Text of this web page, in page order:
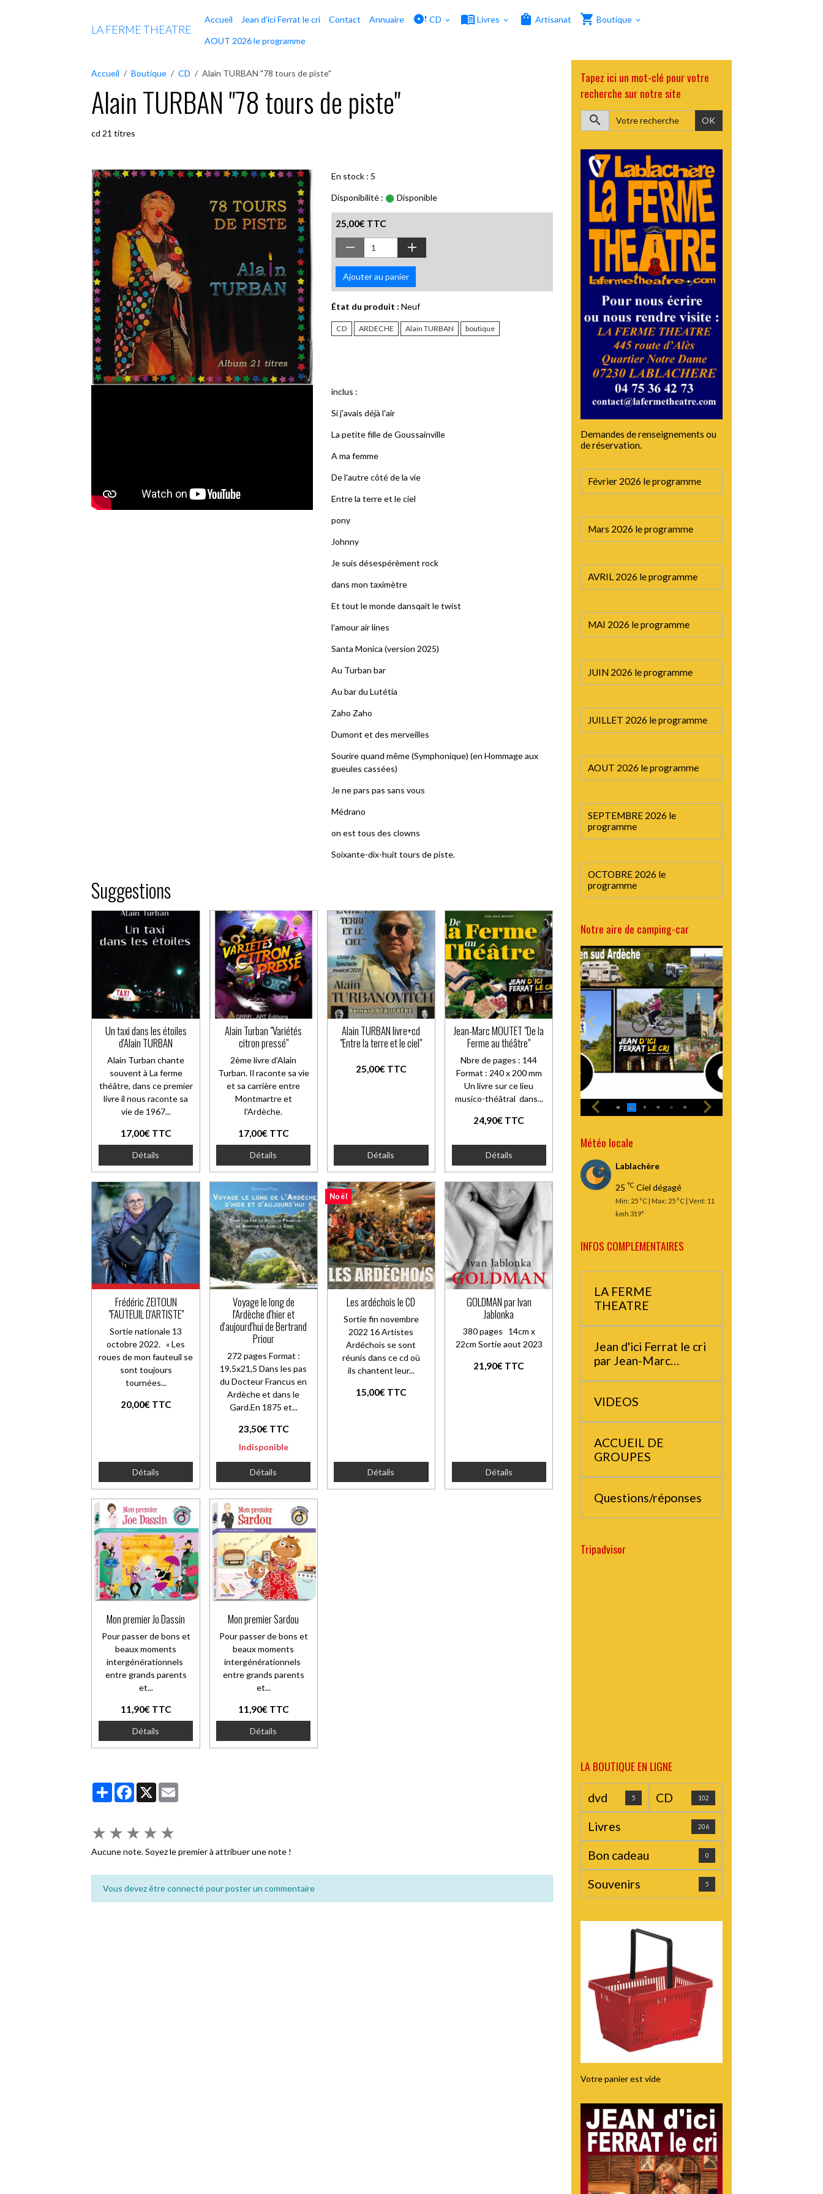
LA FERME THEATRE
Accueil Jean d'ici Ferrat le cri Contact Annuaire CD Livres Artisanat Boutique
AOUT 2026 le programme
Accueil Boutique CD Alain TURBAN "78 tours de piste"
Alain TURBAN "78 tours de piste"
cd 21 titres
En stock : 5
Disponibilité : Disponible
25,00€ TTC
Ajouter au panier
État du produit : Neuf
CD ARDECHE Alain TURBAN boutique
inclus :
Si j'avais déjà l'air
La petite fille de Goussainville
A ma femme
De l'autre côté de la vie
Entre la terre et le ciel
pony
Johnny
Je suis désespérèment rock
dans mon taximètre
Et tout le monde dansqait le twist
l'amour air lines
Santa Monica (version 2025)
Au Turban bar
Au bar du Lutétia
Zaho Zaho
Dumont et des merveilles
Sourire quand même (Symphonique) (en Hommage aux
gueules cassées)
Je ne pars pas sans vous
Médrano
on est tous des clowns
Soixante-dix-huit tours de piste.
Suggestions
Un taxi dans les étoiles
d'Alain TURBAN
Alain Turban chante
souvent à La ferme
théâtre, dans ce premier
livre il nous raconte sa
vie de 1967...
17,00€ TTC
Détails
Alain Turban "Variétés
citron pressé"
2ème livre d'Alain
Turban. Il raconte sa vie
et sa carrière entre
Montmartre et
l'Ardèche.
17,00€ TTC
Détails
Alain TURBAN livre+cd
"Entre la terre et le ciel"
25,00€ TTC
Détails
Jean-Marc MOUTET "De la
Ferme au théâtre"
Nbre de pages : 144
Format : 240 x 200 mm
Un livre sur ce lieu
musico-théâtral dans...
24,90€ TTC
Détails
Frédéric ZEITOUN
"FAUTEUIL D'ARTISTE"
Sortie nationale 13
octobre 2022. « Les
roues de mon fauteuil se
sont toujours
tournées...
20,00€ TTC
Détails
Voyage le long de
l'Ardèche d'hier et
d'aujourd'hui de Bertrand
Priour
272 pages Format :
19,5x21,5 Dans les pas
du Docteur Francus en
Ardèche et dans le
Gard.En 1875 et...
23,50€ TTC
Indisponible
Détails
Noël
Les ardéchois le CD
Sortie fin novembre
2022 16 Artistes
Ardéchois se sont
réunis dans ce cd où
ils chantent leur...
15,00€ TTC
Détails
GOLDMAN par Ivan
Jablonka
380 pages 14cm x
22cm Sortie aout 2023
21,90€ TTC
Détails
Mon premier Jo Dassin
Pour passer de bons et
beaux moments
intergénérationnels
entre grands parents
et...
11,90€ TTC
Détails
Mon premier Sardou
Pour passer de bons et
beaux moments
intergénérationnels
entre grands parents
et...
11,90€ TTC
Détails
PartagerFacebook
X
★ ★ ★ ★ ★
Aucune note. Soyez le premier à attribuer une note !
Vous devez être connecté pour poster un commentaire
Tapez ici un mot-clé pour votre
recherche sur notre site
OK
Demandes de renseignements ou
de réservation.
Février 2026 le programme
Mars 2026 le programme
AVRIL 2026 le programme
MAI 2026 le programme
JUIN 2026 le programme
JUILLET 2026 le programme
AOUT 2026 le programme
SEPTEMBRE 2026 le
programme
OCTOBRE 2026 le
programme
Notre aire de camping-car
Météo locale
Lablachère
25 °C Ciel dégagé
Min: 25 °C | Max: 25 °C | Vent: 11
kmh 319°
INFOS COMPLEMENTAIRES
LA FERME
THEATRE
Jean d'ici Ferrat le cri
par Jean-Marc
VIDEOS
ACCUEIL DE
GROUPES
Questions/réponses
Tripadvisor
LA BOUTIQUE EN LIGNE
dvd 5 CD 102
Livres 206
Bon cadeau 0
Souvenirs 5
Votre panier est vide